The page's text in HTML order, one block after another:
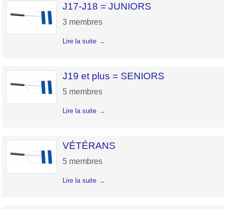
J17-J18 = JUNIORS
3 membres
Lire la suite
J19 et plus = SENIORS
5 membres
Lire la suite
VÉTÉRANS
5 membres
Lire la suite